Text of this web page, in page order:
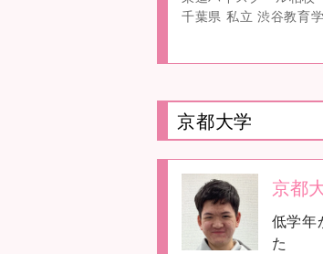
千葉県 私立 渋谷教育
京都大学
no
image
京都
低学年
た